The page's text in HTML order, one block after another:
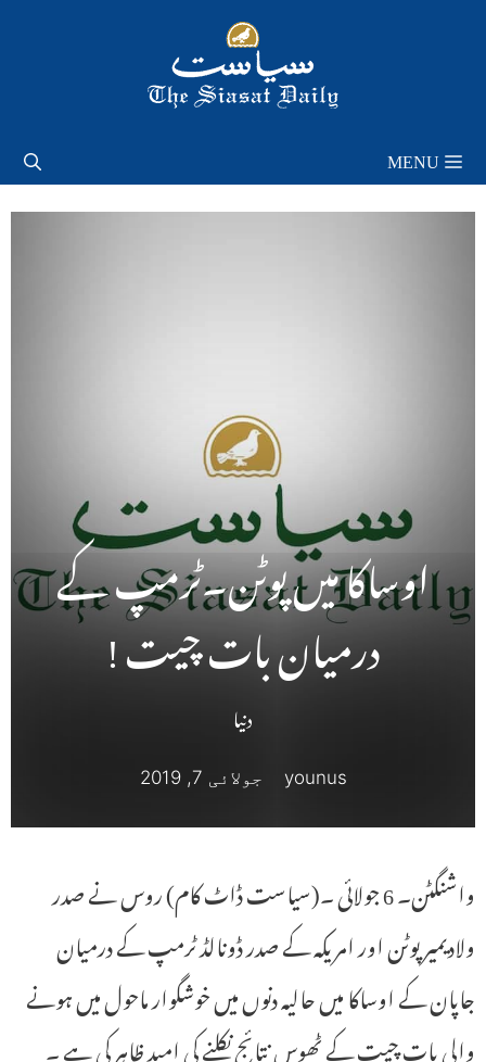
MENU
اوساکا میں پوٹن۔ٹرمپ کے
درمیان بات چیت !
دنیا
younus جولائی 7, 2019
واشنگٹن۔ 6 جولائی ۔(سیاست ڈاٹ کام) روس نے صدر
ولادیمیر پوٹن اور امریکہ کے صدر ڈونالڈ ٹرمپ کے درمیان
جاپان کے اوساکا میں حالیہ دنوں میں خوشگوار ماحول میں ہونے
والی بات چیت کے ٹھوس نتائج نکلنے کی امید ظاہر کی ہے ۔